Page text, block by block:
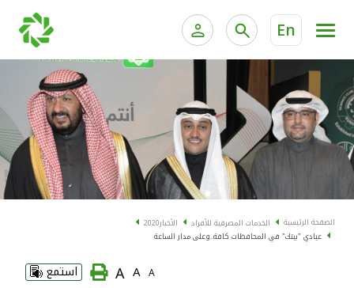
En
الخدمات المصرفية الإلكترونية للأفراد
الخدمات المصرفية الإلكترونية للشركات
خدمة "بيتك" للتداول الإلكتروني
الخدمات المصرفية للأفراد الخدمات المالية
الحسابات المصرفية
البطاقات
"برامج العملاء"
الصفحة الرئيسية الخدمات المصرفية للأفراد الأخبار2020
عيادي "بيتك" في المحافظات كافة..وعلى مدار الساعة
A
A
A استمع